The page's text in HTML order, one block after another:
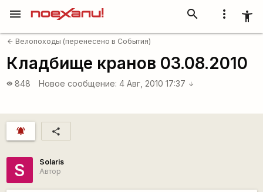
more_vert accessibility_new
search
menu
arrow_back Велопоходы (перенесено в События)
Кладбище кранов 03.08.2010
visibility 848 Новое сообщение: 4 Авг, 2010 17:37 arrow_downward
notifications_active share
S
Solaris
Автор